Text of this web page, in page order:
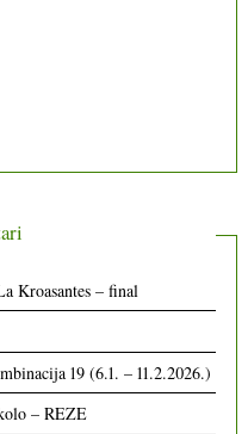
Kroasantes – final
19 (6.1. – 11.2.2026.)
– REZE